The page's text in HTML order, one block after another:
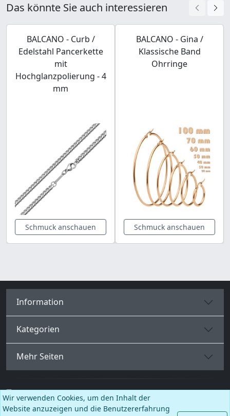
Das könnte Sie auch interessieren
BALCANO - Curb /
Edelstahl Pancerkette
mit
Hochglanzpolierung - 4
mm
Schmuck anschauen
BALCANO - Gina /
Klassische Band
Ohrringe
Schmuck anschauen
Information
Kategorien
Mehr Seiten
Facebook Instagram TikTok
Deutsch
Wir verwenden Cookies, um den Inhalt der
Website anzuzeigen und die Benutzererfahrung